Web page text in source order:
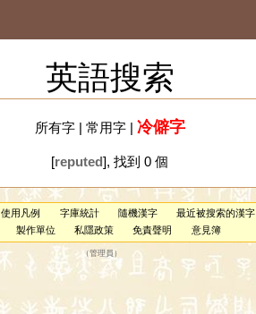
英語搜索
所有字| 常用字| 冷僻字
[reputed], 找到 0 個
使用凡例 字庫統計 隨機漢字
最近被搜索的漢字
製作單位 私隱政策 免責聲明 意見簿
（管理員 ）